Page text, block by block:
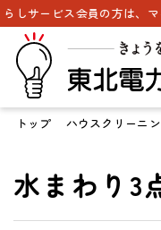
サービス会員の方は、マ
トップ ハウスクリーニ
水まわり3